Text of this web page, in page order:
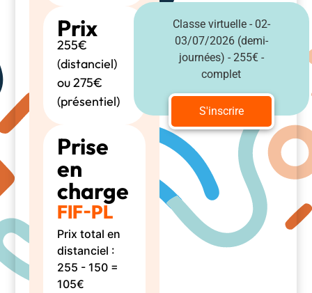
Prix
255€
(distanciel)
ou 275€
(présentiel)
Prise
en
charge
FIF-PL
Prix total en
distanciel :
255 - 150 =
105€
Classe virtuelle - 02-
03/07/2026 (demi-
journées) - 255€ -
complet
S'inscrire